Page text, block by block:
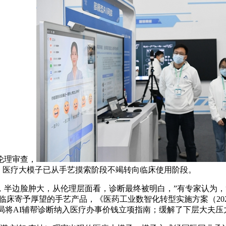
审查，
疗大模子已从手艺摸索阶段不竭转向临床使用阶段。
脸肿大，从伦理层面看，诊断最终被明白，”有专家认为
床寄予厚望的手艺产品，《医药工业数智化转型实施方案（
将AI辅帮诊断纳入医疗办事价钱立项指南；缓解了下层大夫压